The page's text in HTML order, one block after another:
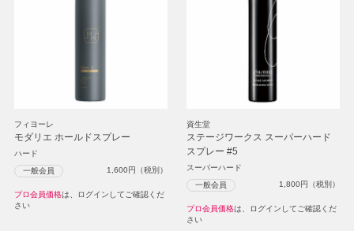
フィヨーレ
モダリエ ホールドスプレー
ハード
一般会員 1,600円（税別）
プロ会員価格は、ログインしてご確認くだ
さい
資生堂
ステージワークス スーパーハード
スプレー #5
スーパーハード
一般会員 1,800円（税別）
プロ会員価格は、ログインしてご確認くだ
さい